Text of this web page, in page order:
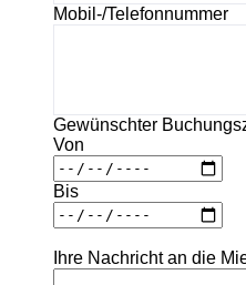
Mobil-/Telefonnummer
Gewünschter
Von
Bis
Ihre Nachricht an die